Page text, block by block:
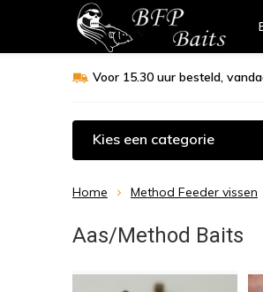
Voor 15.30 uur besteld,
Kies een categorie
Home Method Feeder vissen
Aas/Method Baits